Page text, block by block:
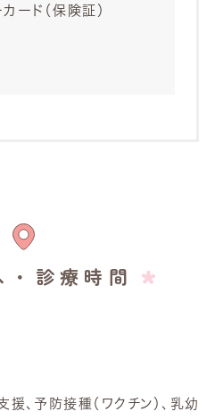
ード（保険証）
・診療時間
援、予防接種（ワクチン）、乳幼